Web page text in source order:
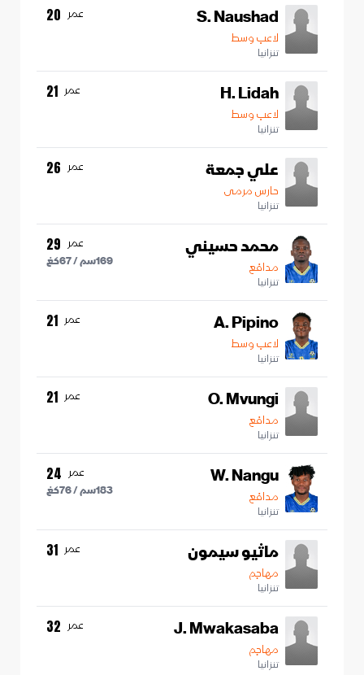
S. Naushad
لاعب وسط
تنزانيا
عمر 20
H. Lidah
لاعب وسط
تنزانيا
عمر 21
علي جمعة
حارس مرمى
تنزانيا
عمر 26
محمد حسيني
مدافع
تنزانيا
عمر 29
169سم /67كغ
A. Pipino
لاعب وسط
تنزانيا
عمر 21
O. Mvungi
مدافع
تنزانيا
عمر 21
W. Nangu
مدافع
تنزانيا
عمر 24
183سم /76كغ
ماثيو سيمون
مهاجم
تنزانيا
عمر 31
J. Mwakasaba
مهاجم
تنزانيا
عمر 32